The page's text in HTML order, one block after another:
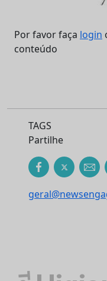
Por favor faça login
conteúdo
TAGS
Partilhe